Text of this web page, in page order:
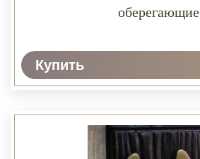
оберегающие
Купить